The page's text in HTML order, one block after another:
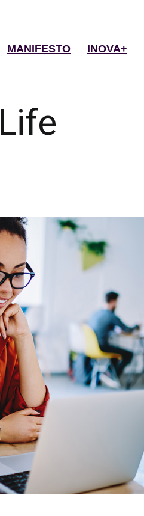
MANIFESTO INOVA+